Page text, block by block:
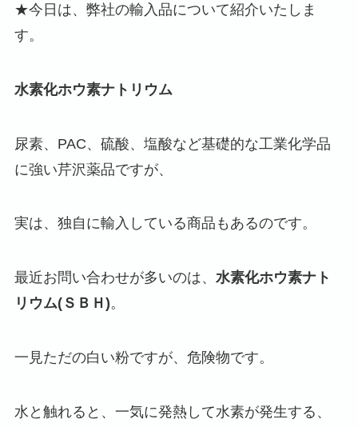
★今日は、弊社の輸入品について紹介いたしま
す。
水素化ホウ素ナトリウム
尿素、PAC、硫酸、塩酸など基礎的な工業化学品
に強い芹沢薬品ですが、
実は、独自に輸入している商品もあるのです。
最近お問い合わせが多いのは、 水素化ホウ素ナト
リウム(ＳＢＨ)。
一見ただの白い粉ですが、危険物です。
水と触れると、一気に発熱して水素が発生する、